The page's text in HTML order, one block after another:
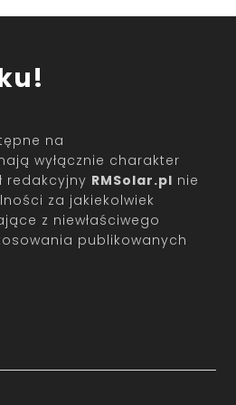
na
wyłącznie charakter
redakcyjny RMSolar.pl nie
za jakiekolwiek
z niewłaściwego
publikowanych